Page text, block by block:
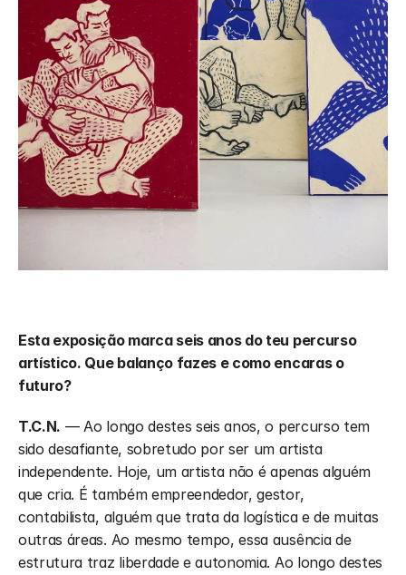
Esta exposição marca seis anos do teu percurso
artístico. Que balanço fazes e como encaras o
futuro?
T.C.N. — Ao longo destes seis anos, o percurso tem
sido desafiante, sobretudo por ser um artista
independente. Hoje, um artista não é apenas alguém
que cria. É também empreendedor, gestor,
contabilista, alguém que trata da logística e de muitas
outras áreas. Ao mesmo tempo, essa ausência de
estrutura traz liberdade e autonomia. Ao longo destes